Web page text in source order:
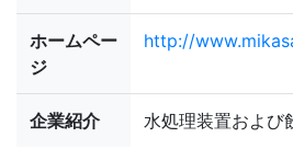
ホームペー
ジ
http://
企業紹介 水処理装置および